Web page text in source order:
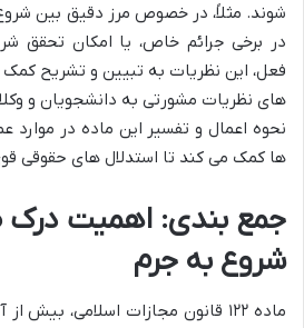
شوند. مثلاً، در خصوص مرز دقیق بین
در برخی جرائم خاص، یا امکان تحقق
فعل، این نظریات به تبیین و تشریح
های نظریات مشورتی به دانشجویان و
نحوه اعمال و تفسیر این ماده در موارد
ها کمک می کند تا استدلال های حقوقی
جمع بندی: اهمیت
شروع به جرم
ماده ۱۲۲ قانون مجازات اسلامی،